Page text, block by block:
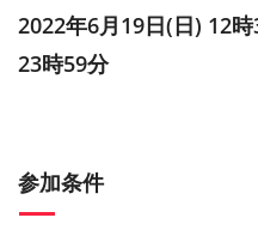
2022年6月19日(日) 12
23時59分
参加条件